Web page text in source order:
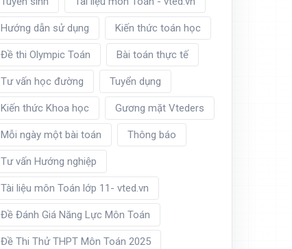
Hướng dẫn sử dụng Kiến thức toán học
Đề thi Olympic Toán Bài toán thực tế
Tư vấn học đường Tuyển dụng
Kiến thức Khoa học Gương mặt Vteders
Mỗi ngày một bài toán Thông báo
Tư vấn Hướng nghiệp
Tài liệu môn Toán lớp 11- vted.vn
Đề Đánh Giá Năng Lực Môn Toán
Đề Thi Thử THPT Môn Toán 2025